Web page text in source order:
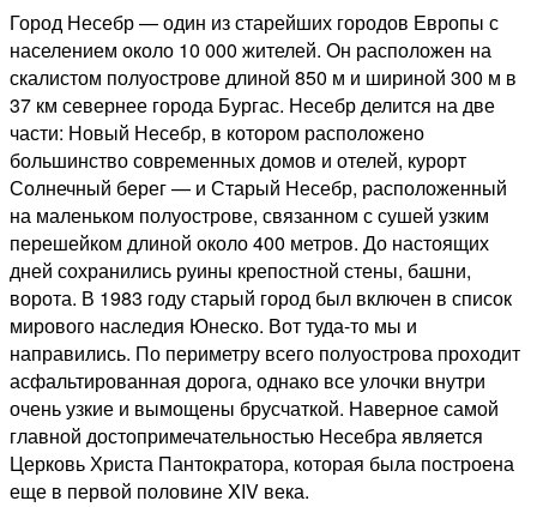
Город Несебр — один из старейших городов Европы с
населением около 10 000 жителей. Он расположен на
скалистом полуострове длиной 850 м и шириной 300 м в
37 км севернее города Бургас. Несебр делится на две
части: Новый Несебр, в котором расположено
большинство современных домов и отелей, курорт
Солнечный берег — и Старый Несебр, расположенный
на маленьком полуострове, связанном с сушей узким
перешейком длиной около 400 метров. До настоящих
дней сохранились руины крепостной стены, башни,
ворота. В 1983 году старый город был включен в список
мирового наследия Юнеско. Вот туда-то мы и
направились. По периметру всего полуострова проходит
асфальтированная дорога, однако все улочки внутри
очень узкие и вымощены брусчаткой. Наверное самой
главной достопримечательностью Несебра является
Церковь Христа Пантократора, которая была построена
еще в первой половине XIV века.